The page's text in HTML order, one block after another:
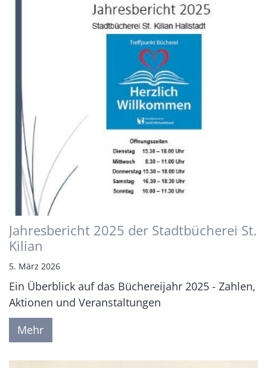
Jahresbericht 2025 der Stadtbücherei St.
Kilian
5. März 2026
Ein Überblick auf das Büchereijahr 2025 - Zahlen,
Aktionen und Veranstaltungen
Mehr